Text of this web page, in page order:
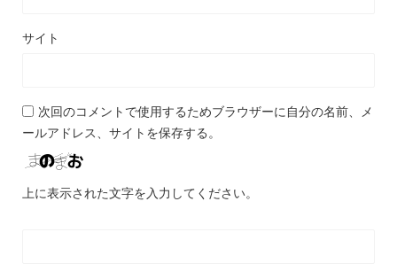
サイト
次回のコメントで使用するためブラウザーに自分の名前、メ
ールアドレス、サイトを保存する。
上に表示された文字を入力してください。